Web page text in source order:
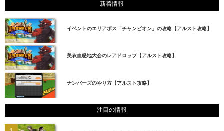
新着情報
イベントのエリアボス「チャンピオン」の攻略【アルスト攻略】
美衣血怒地大会のレアドロップ【アルスト攻略】
ナンバーズのやり方【アルスト攻略】
注目の情報